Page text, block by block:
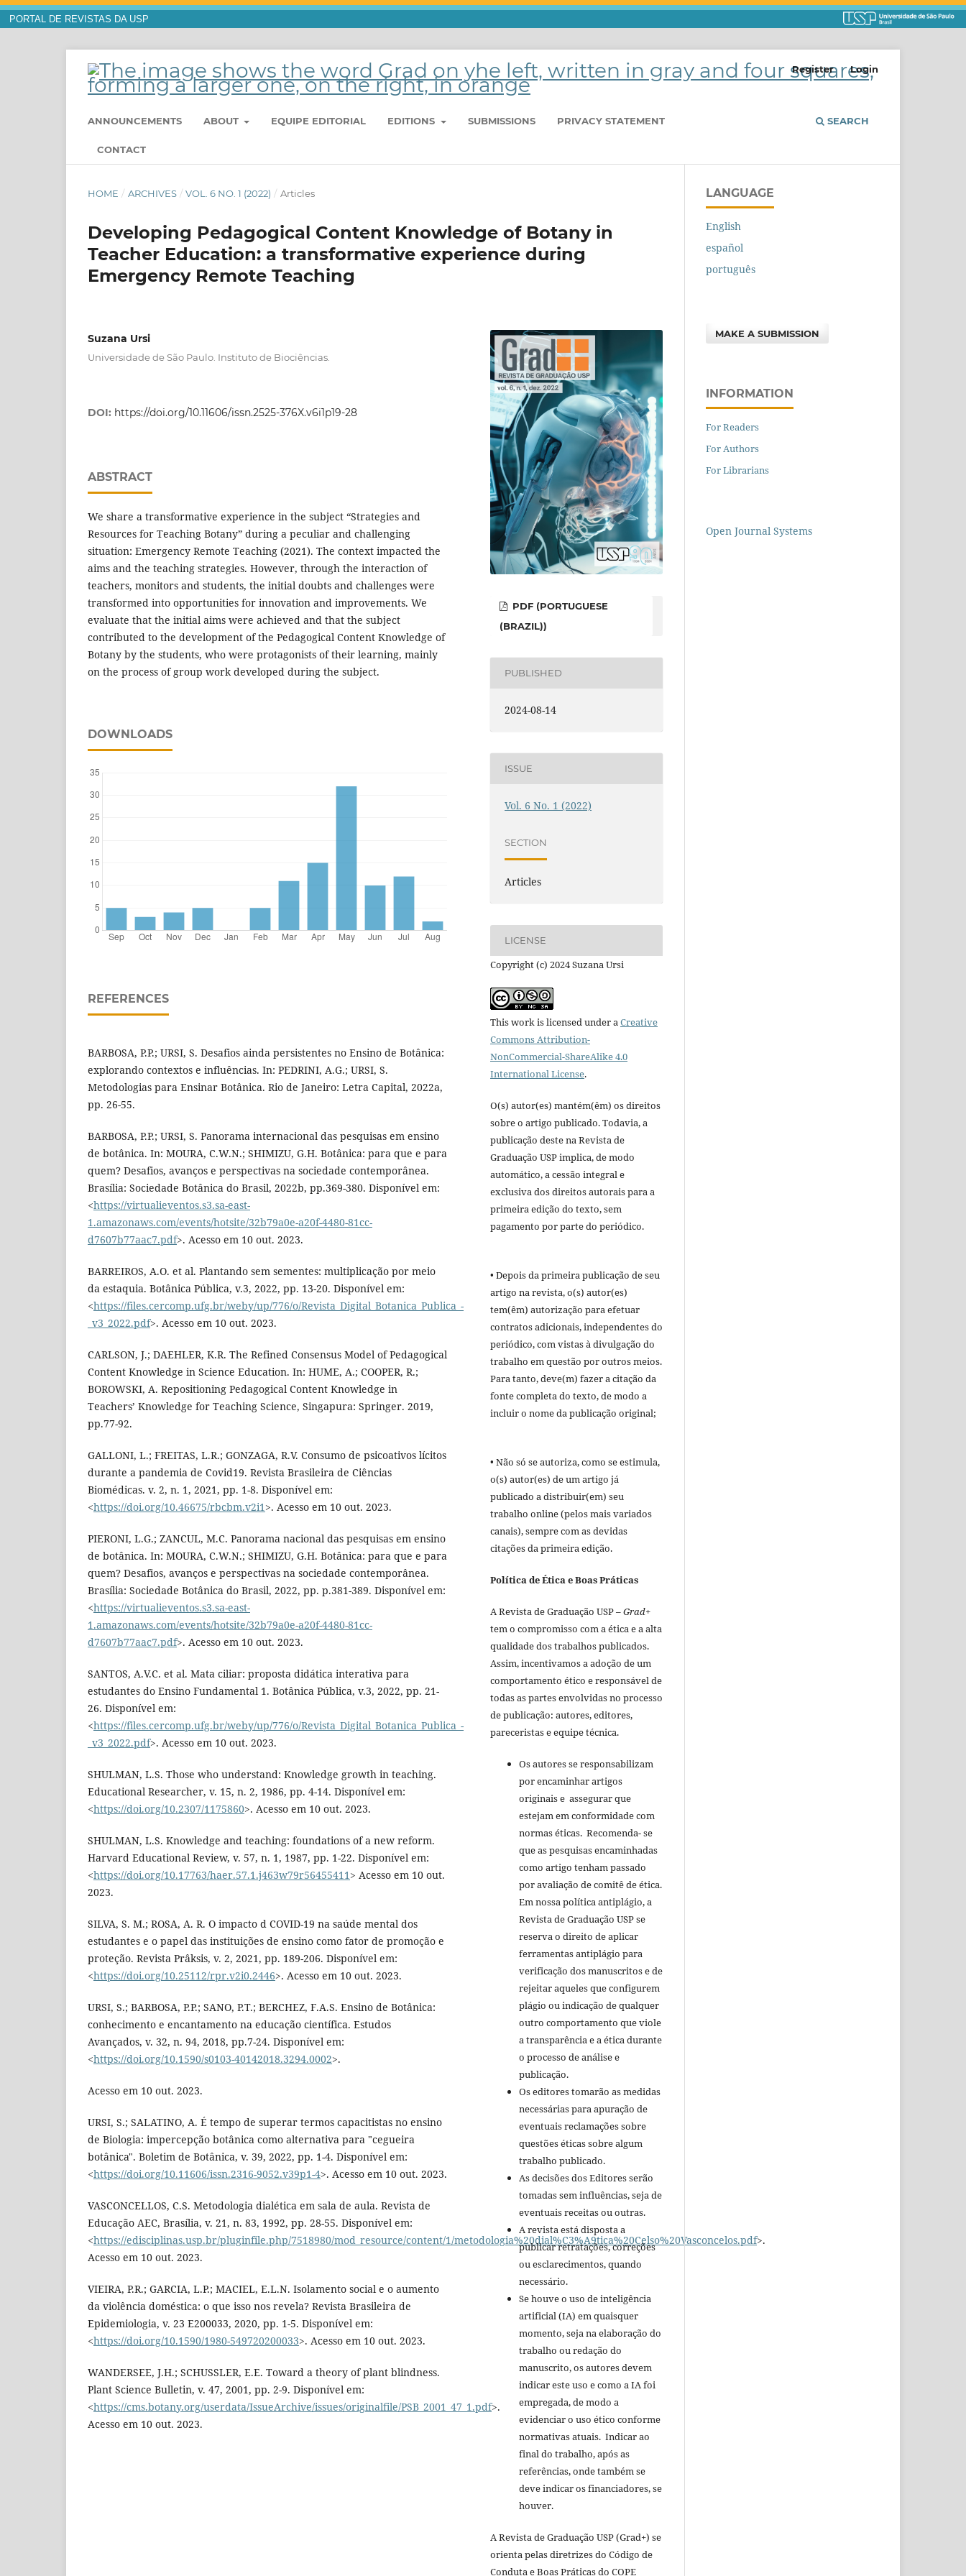
PORTAL DE REVISTAS DA USP
ANNOUNCEMENTS ABOUT EQUIPE EDITORIAL EDITIONS SUBMISSIONS PRIVACY STATEMENT
CONTACT
SEARCH
Register Login
HOME / ARCHIVES / VOL. 6 NO. 1 (2022) / Articles
Developing Pedagogical Content Knowledge of Botany in
Teacher Education: a transformative experience during
Emergency Remote Teaching
Suzana Ursi
Universidade de São Paulo. Instituto de Biociências.
DOI: https://doi.org/10.11606/issn.2525-376X.v6i1p19-28
ABSTRACT
We share a transformative experience in the subject “Strategies and
Resources for Teaching Botany” during a peculiar and challenging
situation: Emergency Remote Teaching (2021). The context impacted the
aims and the teaching strategies. However, through the interaction of
teachers, monitors and students, the initial doubts and challenges were
transformed into opportunities for innovation and improvements. We
evaluate that the initial aims were achieved and that the subject
contributed to the development of the Pedagogical Content Knowledge of
Botany by the students, who were protagonists of their learning, mainly
on the process of group work developed during the subject.
DOWNLOADS
REFERENCES
BARBOSA, P.P.; URSI, S. Desafios ainda persistentes no Ensino de Botânica:
explorando contextos e influências. In: PEDRINI, A.G.; URSI, S.
Metodologias para Ensinar Botânica. Rio de Janeiro: Letra Capital, 2022a,
pp. 26-55.
BARBOSA, P.P.; URSI, S. Panorama internacional das pesquisas em ensino
de botânica. In: MOURA, C.W.N.; SHIMIZU, G.H. Botânica: para que e para
quem? Desafios, avanços e perspectivas na sociedade contemporânea.
Brasília: Sociedade Botânica do Brasil, 2022b, pp.369-380. Disponível em:
<https://virtualieventos.s3.sa-east-
1.amazonaws.com/events/hotsite/32b79a0e-a20f-4480-81cc-
d7607b77aac7.pdf>. Acesso em 10 out. 2023.
BARREIROS, A.O. et al. Plantando sem sementes: multiplicação por meio
da estaquia. Botânica Pública, v.3, 2022, pp. 13-20. Disponível em:
<https://files.cercomp.ufg.br/weby/up/776/o/Revista_Digital_Botanica_Publica_-
_v3_2022.pdf>. Acesso em 10 out. 2023.
CARLSON, J.; DAEHLER, K.R. The Refined Consensus Model of Pedagogical
Content Knowledge in Science Education. In: HUME, A.; COOPER, R.;
BOROWSKI, A. Repositioning Pedagogical Content Knowledge in
Teachers’ Knowledge for Teaching Science, Singapura: Springer. 2019,
pp.77-92.
GALLONI, L.; FREITAS, L.R.; GONZAGA, R.V. Consumo de psicoativos lícitos
durante a pandemia de Covid19. Revista Brasileira de Ciências
Biomédicas. v. 2, n. 1, 2021, pp. 1-8. Disponível em:
<https://doi.org/10.46675/rbcbm.v2i1>. Acesso em 10 out. 2023.
PIERONI, L.G.; ZANCUL, M.C. Panorama nacional das pesquisas em ensino
de botânica. In: MOURA, C.W.N.; SHIMIZU, G.H. Botânica: para que e para
quem? Desafios, avanços e perspectivas na sociedade contemporânea.
Brasília: Sociedade Botânica do Brasil, 2022, pp. p.381-389. Disponível em:
<https://virtualieventos.s3.sa-east-
1.amazonaws.com/events/hotsite/32b79a0e-a20f-4480-81cc-
d7607b77aac7.pdf>. Acesso em 10 out. 2023.
SANTOS, A.V.C. et al. Mata ciliar: proposta didática interativa para
estudantes do Ensino Fundamental 1. Botânica Pública, v.3, 2022, pp. 21-
26. Disponível em:
<https://files.cercomp.ufg.br/weby/up/776/o/Revista_Digital_Botanica_Publica_-
_v3_2022.pdf>. Acesso em 10 out. 2023.
SHULMAN, L.S. Those who understand: Knowledge growth in teaching.
Educational Researcher, v. 15, n. 2, 1986, pp. 4-14. Disponível em:
<https://doi.org/10.2307/1175860>. Acesso em 10 out. 2023.
SHULMAN, L.S. Knowledge and teaching: foundations of a new reform.
Harvard Educational Review, v. 57, n. 1, 1987, pp. 1-22. Disponível em:
<https://doi.org/10.17763/haer.57.1.j463w79r56455411> Acesso em 10 out.
2023.
SILVA, S. M.; ROSA, A. R. O impacto d COVID-19 na saúde mental dos
estudantes e o papel das instituições de ensino como fator de promoção e
proteção. Revista Prâksis, v. 2, 2021, pp. 189-206. Disponível em:
<https://doi.org/10.25112/rpr.v2i0.2446>. Acesso em 10 out. 2023.
URSI, S.; BARBOSA, P.P.; SANO, P.T.; BERCHEZ, F.A.S. Ensino de Botânica:
conhecimento e encantamento na educação científica. Estudos
Avançados, v. 32, n. 94, 2018, pp.7-24. Disponível em:
<https://doi.org/10.1590/s0103-40142018.3294.0002>.
Acesso em 10 out. 2023.
URSI, S.; SALATINO, A. É tempo de superar termos capacitistas no ensino
de Biologia: impercepção botânica como alternativa para "cegueira
botânica". Boletim de Botânica, v. 39, 2022, pp. 1-4. Disponível em:
<https://doi.org/10.11606/issn.2316-9052.v39p1-4>. Acesso em 10 out. 2023.
VASCONCELLOS, C.S. Metodologia dialética em sala de aula. Revista de
Educação AEC, Brasília, v. 21, n. 83, 1992, pp. 28-55. Disponível em:
<https://edisciplinas.usp.br/pluginfile.php/7518980/mod_resource/content/1/metodologia%20dial%C3%A9tica%20Celso%20Vasconcelos.pdf>.
Acesso em 10 out. 2023.
VIEIRA, P.R.; GARCIA, L.P.; MACIEL, E.L.N. Isolamento social e o aumento
da violência doméstica: o que isso nos revela? Revista Brasileira de
Epidemiologia, v. 23 E200033, 2020, pp. 1-5. Disponível em:
<https://doi.org/10.1590/1980-549720200033>. Acesso em 10 out. 2023.
WANDERSEE, J.H.; SCHUSSLER, E.E. Toward a theory of plant blindness.
Plant Science Bulletin, v. 47, 2001, pp. 2-9. Disponível em:
<https://cms.botany.org/userdata/IssueArchive/issues/originalfile/PSB_2001_47_1.pdf>.
Acesso em 10 out. 2023.
PDF (PORTUGUESE
(BRAZIL))
PUBLISHED
2024-08-14
ISSUE
Vol. 6 No. 1 (2022)
SECTION
Articles
LICENSE
Copyright (c) 2024 Suzana Ursi
This work is licensed under aCreative
Commons Attribution-
NonCommercial-ShareAlike 4.0
International License.
O(s) autor(es) mantém(êm) os direitos
sobre o artigo publicado. Todavia, a
publicação deste na Revista de
Graduação USP implica, de modo
automático, a cessão integral e
exclusiva dos direitos autorais para a
primeira edição do texto, sem
pagamento por parte do periódico.
• Depois da primeira publicação de seu
artigo na revista, o(s) autor(es)
tem(êm) autorização para efetuar
contratos adicionais, independentes do
periódico, com vistas à divulgação do
trabalho em questão por outros meios.
Para tanto, deve(m) fazer a citação da
fonte completa do texto, de modo a
incluir o nome da publicação original;
• Não só se autoriza, como se estimula,
o(s) autor(es) de um artigo já
publicado a distribuir(em) seu
trabalho online (pelos mais variados
canais), sempre com as devidas
citações da primeira edição.
Política de Ética e Boas Práticas
A Revista de Graduação USP –Grad+
tem o compromisso com a ética e a alta
qualidade dos trabalhos publicados.
Assim, incentivamos a adoção de um
comportamento ético e responsável de
todas as partes envolvidas no processo
de publicação: autores, editores,
pareceristas e equipe técnica.
Os autores se responsabilizam
por encaminhar artigos
originais e assegurar que
estejam em conformidade com
normas éticas. Recomenda- se
que as pesquisas encaminhadas
como artigo tenham passado
por avaliação de comitê de ética.
Em nossa política antiplágio, a
Revista de Graduação USP se
reserva o direito de aplicar
ferramentas antiplágio para
verificação dos manuscritos e de
rejeitar aqueles que configurem
plágio ou indicação de qualquer
outro comportamento que viole
a transparência e a ética durante
o processo de análise e
publicação.
Os editores tomarão as medidas
necessárias para apuração de
eventuais reclamações sobre
questões éticas sobre algum
trabalho publicado.
As decisões dos Editores serão
tomadas sem influências, seja de
eventuais receitas ou outras.
A revista está disposta a
publicar retratações, correções
ou esclarecimentos, quando
necessário.
Se houve o uso de inteligência
artificial (IA) em quaisquer
momento, seja na elaboração do
trabalho ou redação do
manuscrito, os autores devem
indicar este uso e como a IA foi
empregada, de modo a
evidenciar o uso ético conforme
normativas atuais. Indicar ao
final do trabalho, após as
referências, onde também se
deve indicar os financiadores, se
houver.
A Revista de Graduação USP (Grad+) se
orienta pelas diretrizes do Código de
Conduta e Boas Práticas do COPE
LANGUAGE
English
español
português
MAKE A SUBMISSION
INFORMATION
For Readers
For Authors
For Librarians
Open Journal Systems